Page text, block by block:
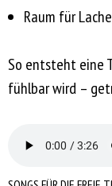
Raum für
So entsteht eine
fühlbar wird –